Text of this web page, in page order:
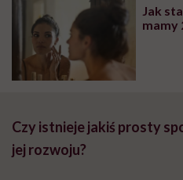
Jak
mamy
Czy istnieje jakiś prosty
jej rozwoju?